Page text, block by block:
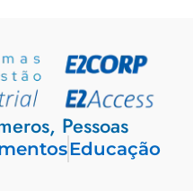
Pessoas
Educação